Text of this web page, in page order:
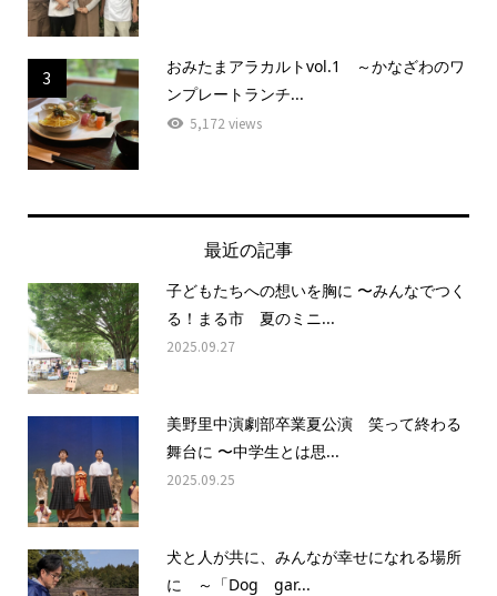
3
おみたまアラカルトvol.1 ～かなざわのワ
ンプレートランチ...
5,172 views
最近の記事
子どもたちへの想いを胸に 〜みんなでつく
る！まる市 夏のミニ...
2025.09.27
美野里中演劇部卒業夏公演 笑って終わる
舞台に 〜中学生とは思...
2025.09.25
犬と人が共に、みんなが幸せになれる場所
に ～「Dog gar...